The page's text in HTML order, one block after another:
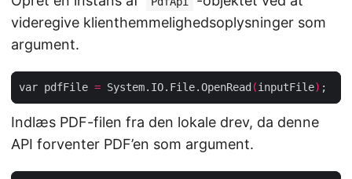
videregive klienthemmelighedsoplysninger som
argument.
var pdfFile = System.IO.File.OpenRead (inputFile)
Indlæs PDF-filen fra den lokale drev, da denne
API forventer PDF’en som argument.